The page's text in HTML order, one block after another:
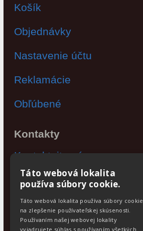
Košík
Objednávky
Nastavenie účtu
Reklamácie
Obľúbené
Kontakty
Kontaktujte nás
Po - Pia: 9:00 - 17:00
Newsletter
Táto webová lokalita
používa súbory cookie.
Táto webová lokalita používa súbory cookie
na zlepšenie používateľskej skúsenosti.
Používaním našej webovej lokality
vyjadrujete súhlas s používaním všetkých